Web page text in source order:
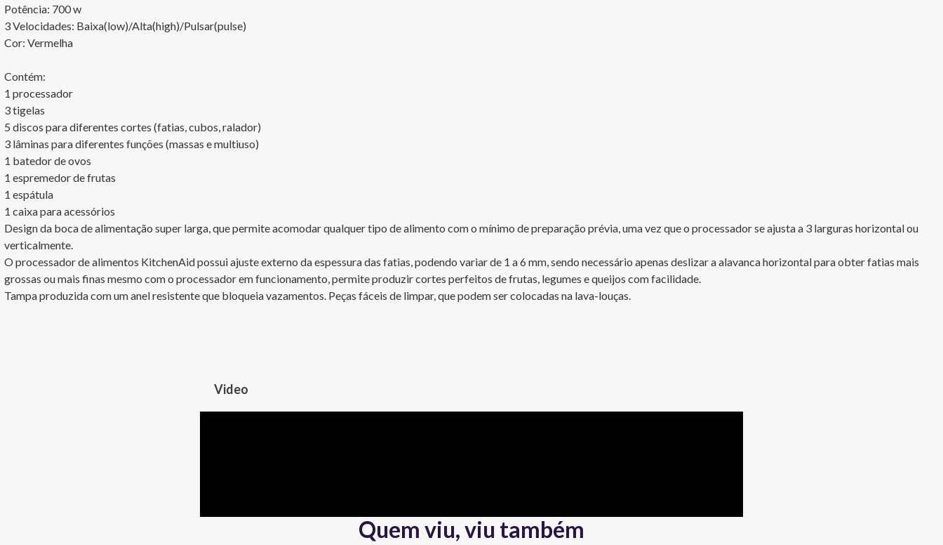
Potência: 700 w
3 Velocidades: Baixa(low)/Alta(high)/Pulsar(pulse)
Cor: Vermelha
Contém:
1 processador
3 tigelas
5 discos para diferentes cortes (fatias, cubos, ralador)
3 lâminas para diferentes funções (massas e multiuso)
1 batedor de ovos
1 espremedor de frutas
1 espátula
1 caixa para acessórios
Design da boca de alimentação super larga, que permite acomodar qualquer tipo de alimento com o mínimo de preparação prévia, uma vez que o processador se ajusta a 3 larguras horizontal ou
verticalmente.
O processador de alimentos KitchenAid possui ajuste externo da espessura das fatias, podendo variar de 1 a 6 mm, sendo necessário apenas deslizar a alavanca horizontal para obter fatias mais
grossas ou mais finas mesmo com o processador em funcionamento, permite produzir cortes perfeitos de frutas, legumes e queijos com facilidade.
Tampa produzida com um anel resistente que bloqueia vazamentos. Peças fáceis de limpar, que podem ser colocadas na lava-louças.
Video
Quem viu, viu também